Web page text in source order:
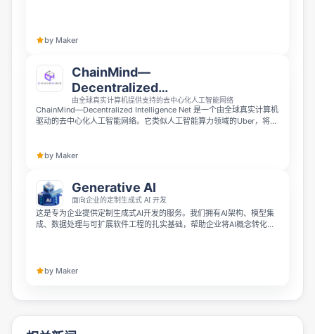
by Maker
ChainMind—
Decentralized
Intelligence Net
由全球真实计算机提供支持的去中心化人工智能网络
ChainMind—Decentralized Intelligence Net 是一个由全球真实计算机
驱动的去中心化人工智能网络。它类似人工智能算力领域的Uber，将AI
摆脱了昂贵中心化云服务，没有供应商锁定也不存在集中管控。
by Maker
Generative AI
面向企业的定制生成式 AI 开发
这是专为企业提供定制生成式AI开发的服务。我们拥有AI架构、模型集
成、数据处理与可扩展软件工程的扎实基础，帮助企业将AI概念转化为
by Maker